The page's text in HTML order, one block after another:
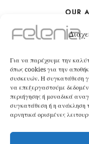
Για να παρέχουμε την
όπως cookies για την
συσκευών. Η συγκατάθεση
να επεξεργαστούμε
περιήγησης ή μοναδικά
συγκατάθεση ή η ανάκληση
αρνητικά ορισμένες
OUR